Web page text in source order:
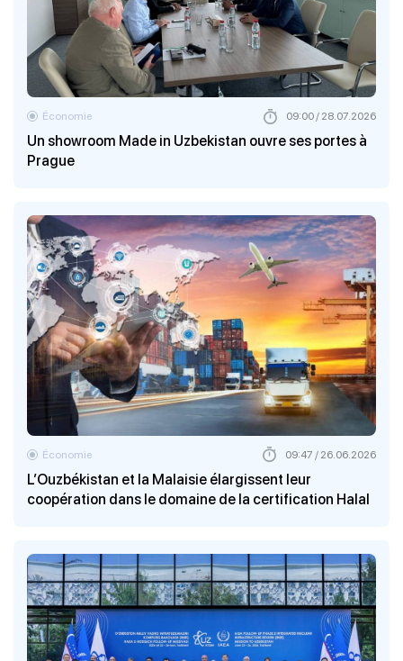
Un showroom Made in Uzbekistan ouvre ses portes à
Prague
Économie 09:00 / 28.07.2026
L’Ouzbékistan et la Malaisie élargissent leur
coopération dans le domaine de la certification Halal
Économie 09:47 / 26.06.2026